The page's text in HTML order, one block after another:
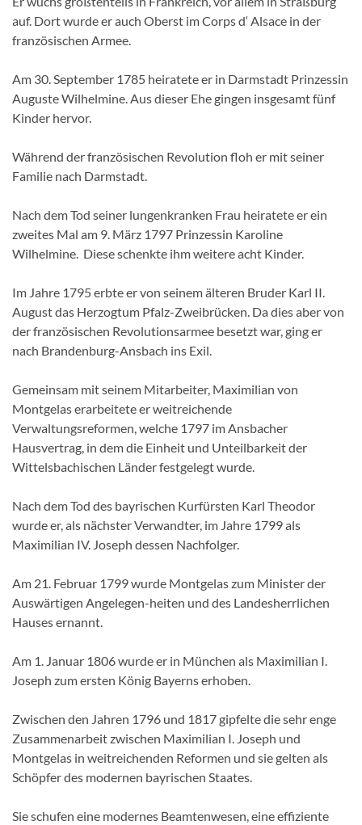
auf. Dort wurde er auch Oberst im Corps d‘ Alsace in der
französischen Armee.
Am 30. September 1785 heiratete er in Darmstadt Prinzessin
Auguste Wilhelmine. Aus dieser Ehe gingen insgesamt fünf
Kinder hervor.
Während der französischen Revolution floh er mit seiner
Familie nach Darmstadt.
Nach dem Tod seiner lungenkranken Frau heiratete er ein
zweites Mal am 9. März 1797 Prinzessin Karoline
Wilhelmine. Diese schenkte ihm weitere acht Kinder.
Im Jahre 1795 erbte er von seinem älteren Bruder Karl II.
August das Herzogtum Pfalz-Zweibrücken. Da dies aber von
der französischen Revolutionsarmee besetzt war, ging er
nach Brandenburg-Ansbach ins Exil.
Gemeinsam mit seinem Mitarbeiter, Maximilian von
Montgelas erarbeitete er weitreichende
Verwaltungsreformen, welche 1797 im Ansbacher
Hausvertrag, in dem die Einheit und Unteilbarkeit der
Wittelsbachischen Länder festgelegt wurde.
Nach dem Tod des bayrischen Kurfürsten Karl Theodor
wurde er, als nächster Verwandter, im Jahre 1799 als
Maximilian IV. Joseph dessen Nachfolger.
Am 21. Februar 1799 wurde Montgelas zum Minister der
Auswärtigen Angelegen-heiten und des Landesherrlichen
Hauses ernannt.
Am 1. Januar 1806 wurde er in München als Maximilian I.
Joseph zum ersten König Bayerns erhoben.
Zwischen den Jahren 1796 und 1817 gipfelte die sehr enge
Zusammenarbeit zwischen Maximilian I. Joseph und
Montgelas in weitreichenden Reformen und sie gelten als
Schöpfer des modernen bayrischen Staates.
Sie schufen eine modernes Beamtenwesen, eine effiziente